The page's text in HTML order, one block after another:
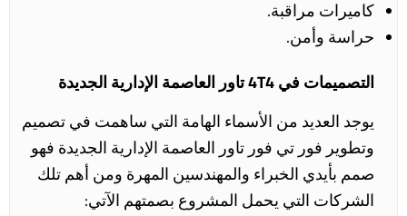
كاميرات مراقبة.
حراسة وأمن.
التصميمات في 4T4 تاور العاصمة الإدارية الجديدة
يوجد العديد من الأسماء الهامة التي ساهمت في تصميم
وتطوير فور تي فور تاور العاصمة الإدارية الجديدة فهو
صمم بأيدي الخبراء والمهندسين المهرة ومن أهم تلك
الشركات التي يحمل المشروع بصمتهم الآتي: